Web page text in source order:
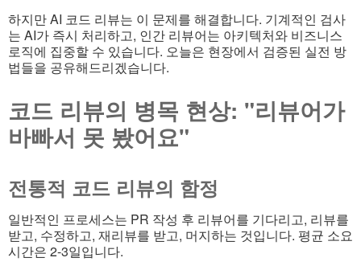
하지만 AI 코드 리뷰는 이 문제를 해결합니다. 기계적인 검사
는 AI가 즉시 처리하고, 인간 리뷰어는 아키텍처와 비즈니스
로직에 집중할 수 있습니다. 오늘은 현장에서 검증된 실전 방
법들을 공유해드리겠습니다.
코드 리뷰의 병목 현상: "리뷰어가
바빠서 못 봤어요"
전통적 코드 리뷰의 함정
일반적인 프로세스는 PR 작성 후 리뷰어를 기다리고, 리뷰를
받고, 수정하고, 재리뷰를 받고, 머지하는 것입니다. 평균 소요
시간은 2-3일입니다.